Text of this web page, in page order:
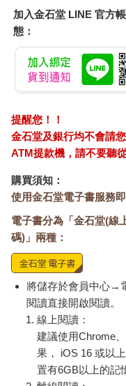
Company）的股份。密
美洲和西印度群島的法
天際，並在隔年徹底崩
有像是「欺騙之都」的
「貧困」和「悲傷」。
史上著名的「密西西比泡
金磚五國（巴西、俄羅
長動力的概念，還有「
彙，都將世界地圖以時
將」等分類。然而，我
製圖之間的關係。
大地圖的金融基礎
1998 年，我以波蘭訪
得學院（St Peter’s
院位於紐因毫街（New
（Oxford Mint）原址。
會宣戰，並將朝廷從倫
立這座造幣廠，還把牛
解，鑄造成錢幣。當年
（Oxford Crown，見右
著教堂、學院、博得利圖
得利圖書館，正是保存
庫。它蒐藏了包羅萬象
加入金石堂 LINE 官方
態：
提醒您！！
金石堂及銀行均不會請
ATM提款機，請不要聽
購買須知：
使用金石堂電子書服務
電子書分為「金石堂(線
碼)」兩種：
將儲存於會員中心→
閱讀直接開啟閱讀。
線上閱讀：
建議使用Chrome
果， iOS 16 或以
置有6GB以上的記